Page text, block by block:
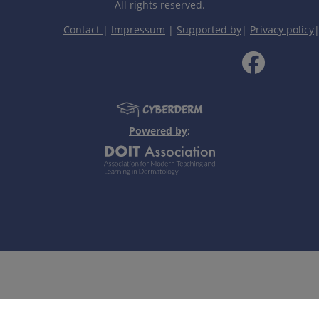
All rights reserved.
Contact | Impressum | Supported by| Privacy policy|
Powered by;